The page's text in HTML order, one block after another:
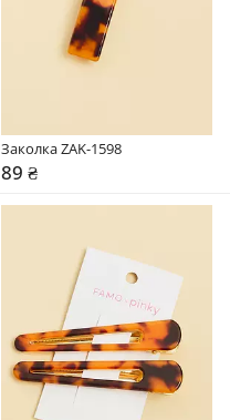
Заколка ZAK-1598
89 ₴